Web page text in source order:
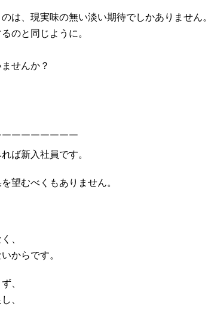
は、現実味の無い淡い期待でしかありません。
のと同じように。
せんか？
￣￣￣￣￣￣￣
ば新入社員です。
望むべくもありません。
、
からです。
、
、